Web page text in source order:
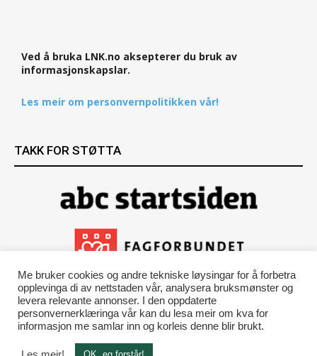
Ved å bruka LNK.no aksepterer du bruk av
informasjonskapslar.
Les meir om personvernpolitikken vår!
TAKK FOR STØTTA
Me bruker cookies og andre tekniske løysingar for å forbetra
opplevinga di av nettstaden vår, analysera bruksmønster og
levera relevante annonser. I den oppdaterte
personvernerklæringa vår kan du lesa meir om kva for
informasjon me samlar inn og korleis denne blir brukt.